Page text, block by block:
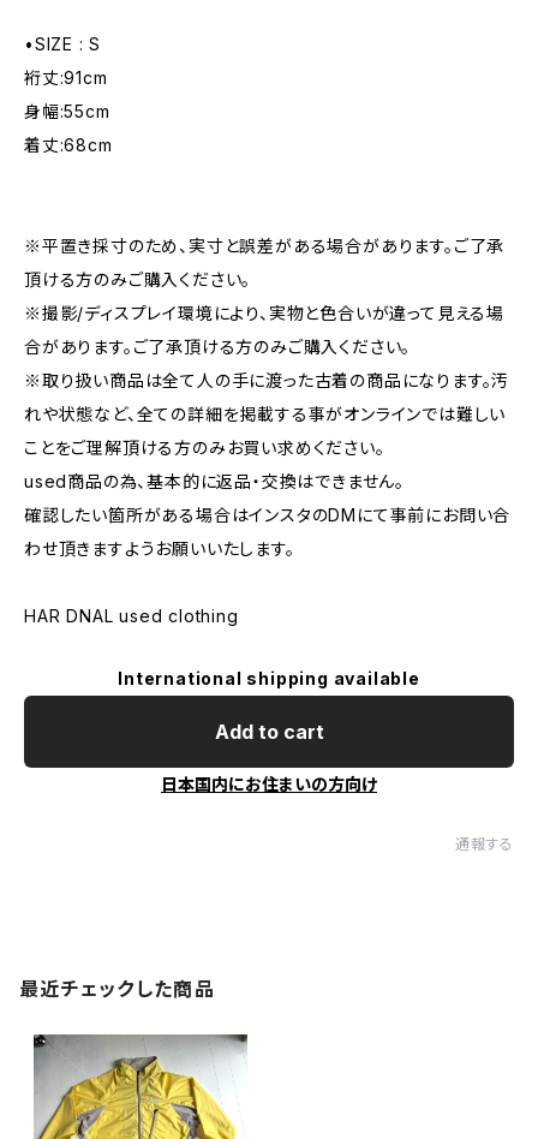
•SIZE : S
裄丈:91cm
身幅:55cm
着丈:68cm
※平置き採寸のため、実寸と誤差がある場合があります。ご了承
頂ける方のみご購入ください。
※撮影/ディスプレイ環境により、実物と色合いが違って見える場
合があります。ご了承頂ける方のみご購入ください。
※取り扱い商品は全て人の手に渡った古着の商品になります。汚
れや状態など、全ての詳細を掲載する事がオンラインでは難しい
ことをご理解頂ける方のみお買い求めください。
used商品の為、基本的に返品・交換はできません。
確認したい箇所がある場合はインスタのDMにて事前にお問い合
わせ頂きますようお願いいたします。
HAR DNAL used clothing
International shipping available
Add to cart
日本国内にお住まいの方向け
通報する
最近チェックした商品